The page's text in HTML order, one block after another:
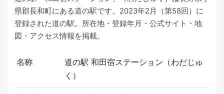
県郡長和町にある道の駅です。2023年2月（第58回）に
登録された道の駅。所在地・登録年月・公式サイト・地
図・アクセス情報を掲載。
名称
道の駅 和田宿ステーション（わだじゅ
く）